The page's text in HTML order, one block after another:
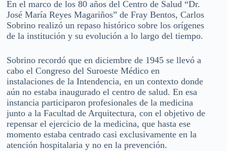
En el marco de los 80 años del Centro de Salud “Dr.
José María Reyes Magariños” de Fray Bentos, Carlos
Sobrino realizó un repaso histórico sobre los orígenes
de la institución y su evolución a lo largo del tiempo.
Sobrino recordó que en diciembre de 1945 se llevó a
cabo el Congreso del Suroeste Médico en
instalaciones de la Intendencia, en un contexto donde
aún no estaba inaugurado el centro de salud. En esa
instancia participaron profesionales de la medicina
junto a la Facultad de Arquitectura, con el objetivo de
repensar el ejercicio de la medicina, que hasta ese
momento estaba centrado casi exclusivamente en la
atención hospitalaria y no en la prevención.